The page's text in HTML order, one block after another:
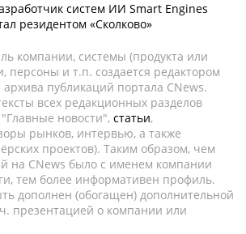
систем ИИ Smart Engines
резидентом «Сколково»
компании, системы (продукта или
персоны и т.п. создается редактором
публикаций портала CNews.
всех редакционных разделов
новости", статьи,
рынков, интервью, а также
проектов). Таким образом, чем
на CNews было с именем компании
тем более информативен профиль.
дополнен (обогащен) дополнительной
презентацией о компании или